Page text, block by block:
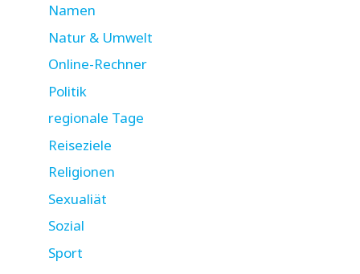
Namen
Natur & Umwelt
Online-Rechner
Politik
regionale Tage
Reiseziele
Religionen
Sexualiät
Sozial
Sport